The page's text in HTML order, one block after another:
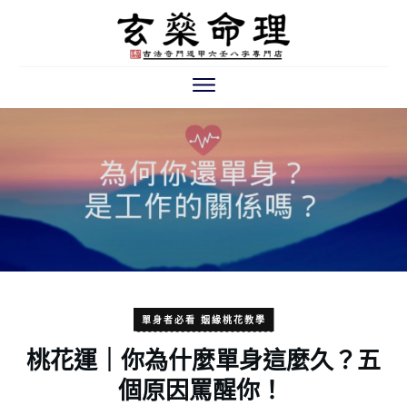
單身者必看 姻緣桃花教學
桃花運｜你為什麼單身這麼久？五
個原因罵醒你！